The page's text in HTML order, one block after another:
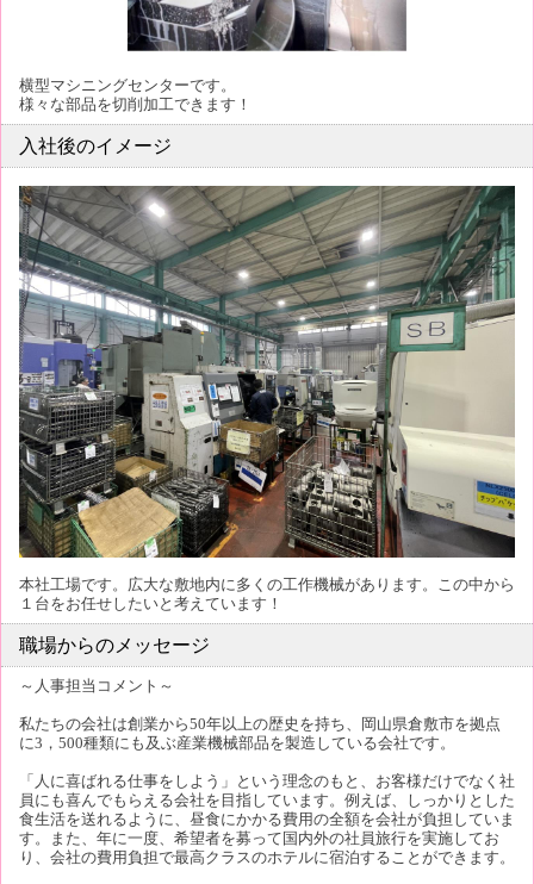
横型マシニングセンターです。
様々な部品を切削加工できます！
入社後のイメージ
本社工場です。広大な敷地内に多くの工作機械があります。この中から
１台をお任せしたいと考えています！
職場からのメッセージ
～人事担当コメント～
私たちの会社は創業から50年以上の歴史を持ち、岡山県倉敷市を拠点
に3，500種類にも及ぶ産業機械部品を製造している会社です。
「人に喜ばれる仕事をしよう」という理念のもと、お客様だけでなく社
員にも喜んでもらえる会社を目指しています。例えば、しっかりとした
食生活を送れるように、昼食にかかる費用の全額を会社が負担していま
す。また、年に一度、希望者を募って国内外の社員旅行を実施してお
り、会社の費用負担で最高クラスのホテルに宿泊することができます。